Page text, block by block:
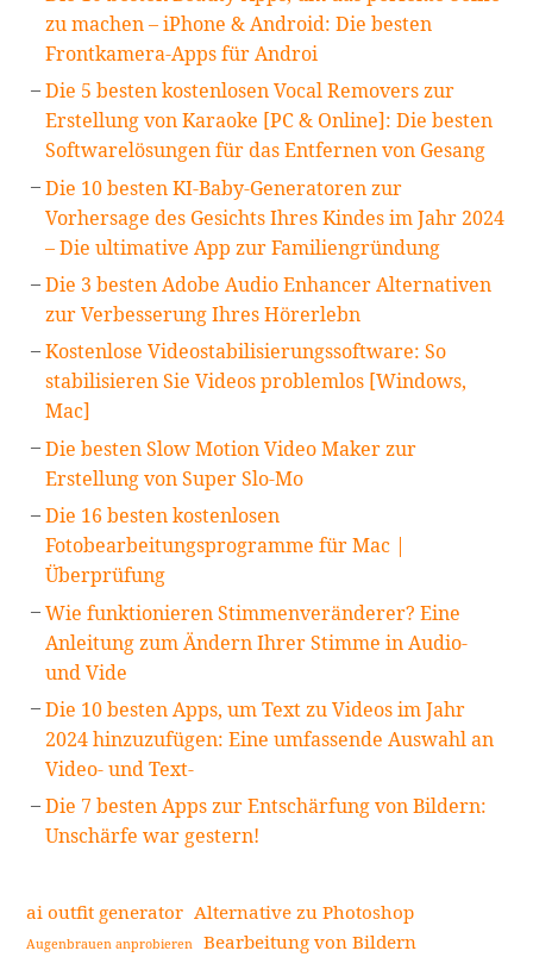
zu machen – iPhone & Android: Die besten
Frontkamera-Apps für Androi
Die 5 besten kostenlosen Vocal Removers zur
Erstellung von Karaoke [PC & Online]: Die besten
Softwarelösungen für das Entfernen von Gesang
Die 10 besten KI-Baby-Generatoren zur
Vorhersage des Gesichts Ihres Kindes im Jahr 2024
– Die ultimative App zur Familiengründung
Die 3 besten Adobe Audio Enhancer Alternativen
zur Verbesserung Ihres Hörerlebn
Kostenlose Videostabilisierungssoftware: So
stabilisieren Sie Videos problemlos [Windows,
Mac]
Die besten Slow Motion Video Maker zur
Erstellung von Super Slo-Mo
Die 16 besten kostenlosen
Fotobearbeitungsprogramme für Mac |
Überprüfung
Wie funktionieren Stimmenveränderer? Eine
Anleitung zum Ändern Ihrer Stimme in Audio-
und Vide
Die 10 besten Apps, um Text zu Videos im Jahr
2024 hinzuzufügen: Eine umfassende Auswahl an
Video- und Text-
Die 7 besten Apps zur Entschärfung von Bildern:
Unschärfe war gestern!
ai outfit generator Alternative zu Photoshop
Augenbrauen anprobieren Bearbeitung von Bildern